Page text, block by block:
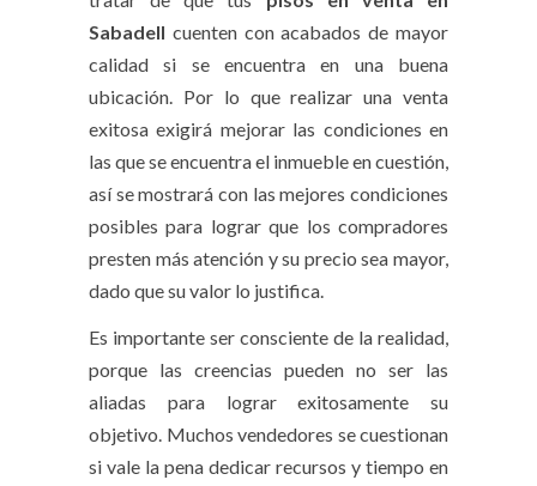
Sabadell cuenten con acabados de mayor
calidad si se encuentra en una buena
ubicación. Por lo que realizar una venta
exitosa exigirá mejorar las condiciones en
las que se encuentra el inmueble en cuestión,
así se mostrará con las mejores condiciones
posibles para lograr que los compradores
presten más atención y su precio sea mayor,
dado que su valor lo justifica.
Es importante ser consciente de la realidad,
porque las creencias pueden no ser las
aliadas para lograr exitosamente su
objetivo. Muchos vendedores se cuestionan
si vale la pena dedicar recursos y tiempo en